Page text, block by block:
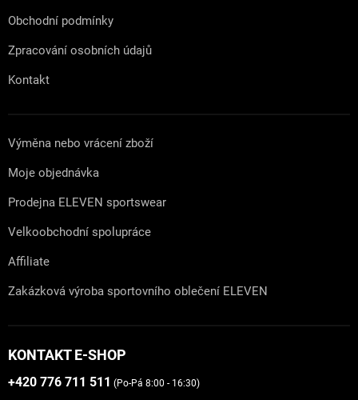
Obchodní podmínky
Zpracování osobních údajů
Kontakt
Výměna nebo vrácení zboží
Moje objednávka
Prodejna ELEVEN sportswear
Velkoobchodní spolupráce
Affiliate
Zakázková výroba sportovního oblečení ELEVEN
KONTAKT E-SHOP
+420 776 711 511 (Po-Pá 8:00 - 16:30)